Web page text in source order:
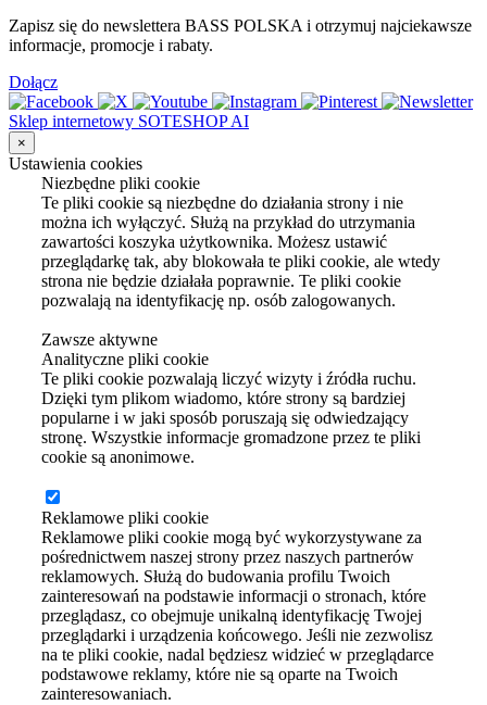
Zapisz się do newslettera BASS POLSKA i otrzymuj najciekawsze
informacje, promocje i rabaty.
Dołącz
Sklep internetowy SOTESHOP AI
×
Ustawienia cookies
Niezbędne pliki cookie
Te pliki cookie są niezbędne do działania strony i nie
można ich wyłączyć. Służą na przykład do utrzymania
zawartości koszyka użytkownika. Możesz ustawić
przeglądarkę tak, aby blokowała te pliki cookie, ale wtedy
strona nie będzie działała poprawnie. Te pliki cookie
pozwalają na identyfikację np. osób zalogowanych.
Zawsze aktywne
Analityczne pliki cookie
Te pliki cookie pozwalają liczyć wizyty i źródła ruchu.
Dzięki tym plikom wiadomo, które strony są bardziej
popularne i w jaki sposób poruszają się odwiedzający
stronę. Wszystkie informacje gromadzone przez te pliki
cookie są anonimowe.
Reklamowe pliki cookie
Reklamowe pliki cookie mogą być wykorzystywane za
pośrednictwem naszej strony przez naszych partnerów
reklamowych. Służą do budowania profilu Twoich
zainteresowań na podstawie informacji o stronach, które
przeglądasz, co obejmuje unikalną identyfikację Twojej
przeglądarki i urządzenia końcowego. Jeśli nie zezwolisz
na te pliki cookie, nadal będziesz widzieć w przeglądarce
podstawowe reklamy, które nie są oparte na Twoich
zainteresowaniach.